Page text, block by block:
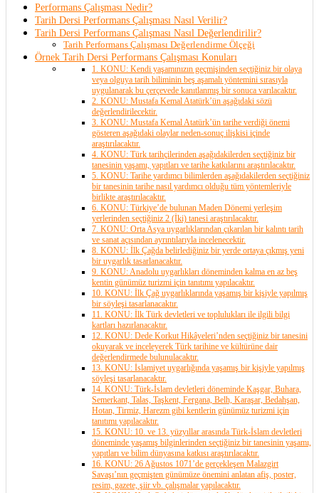
Performans Çalışması Nedir?
Tarih Dersi Performans Çalışması Nasıl Verilir?
Tarih Dersi Performans Çalışması Nasıl Değerlendirilir?
Tarih Performans Çalışması Değerlendirme Ölçeği
Örnek Tarih Dersi Performans Çalışması Konuları
1. KONU: Kendi yaşamınızın geçmişinden seçtiğiniz bir olaya
veya olguya tarih biliminin beş aşamalı yöntemini sırasıyla
uygulanarak bu çerçevede kanıtlanmış bir sonuca varılacaktır.
2. KONU: Mustafa Kemal Atatürk’ün aşağıdaki sözü
değerlendirilecektir.
3. KONU: Mustafa Kemal Atatürk’ün tarihe verdiği önemi
gösteren aşağıdaki olaylar neden-sonuç ilişkisi içinde
araştırılacaktır.
4. KONU: Türk tarihçilerinden aşağıdakilerden seçtiğiniz bir
tanesinin yaşamı, yapıtları ve tarihe katkılarını araştırılacaktır.
5. KONU: Tarihe yardımcı bilimlerden aşağıdakilerden seçtiğiniz
bir tanesinin tarihe nasıl yardımcı olduğu tüm yöntemleriyle
birlikte araştırılacaktır.
6. KONU: Türkiye’de bulunan Maden Dönemi yerleşim
yerlerinden seçtiğiniz 2 (İki) tanesi araştırılacaktır.
7. KONU: Orta Asya uygarlıklarından çıkarılan bir kalıntı tarih
ve sanat açısından ayrıntılarıyla incelenecektir.
8. KONU: İlk Çağda belirlediğiniz bir yerde ortaya çıkmış yeni
bir uygarlık tasarlanacaktır.
9. KONU: Anadolu uygarlıkları döneminden kalma en az beş
kentin günümüz turizmi için tanıtımı yapılacaktır.
10. KONU: İlk Çağ uygarlıklarında yaşamış bir kişiyle yapılmış
bir söyleşi tasarlanacaktır.
11. KONU: İlk Türk devletleri ve toplulukları ile ilgili bilgi
kartları hazırlanacaktır.
12. KONU: Dede Korkut Hikâyeleri’nden seçtiğiniz bir tanesini
okuyarak ve inceleyerek Türk tarihine ve kültürüne dair
değerlendirmede bulunulacaktır.
13. KONU: İslamiyet uygarlığında yaşamış bir kişiyle yapılmış
söyleşi tasarlanacaktır.
14. KONU: Türk-İslam devletleri döneminde Kaşgar, Buhara,
Semerkant, Talas, Taşkent, Fergana, Belh, Karaşar, Bedahşan,
Hotan, Tirmiz, Harezm gibi kentlerin günümüz turizmi için
tanıtımı yapılacaktır.
15. KONU: 10. ve 13. yüzyıllar arasında Türk-İslam devletleri
döneminde yaşamış bilginlerinden seçtiğiniz bir tanesinin yaşamı,
yapıtları ve bilim dünyasına katkısı araştırılacaktır.
16. KONU: 26 Ağustos 1071’de gerçekleşen Malazgirt
Savaşı’nın geçmişten günümüze önemini anlatan afiş, poster,
resim, gazete, şiir vb. çalışmalar yapılacaktır.